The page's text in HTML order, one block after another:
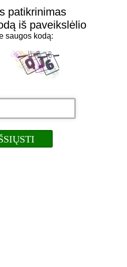
patikrinimas
iš paveikslėlio
saugos kodą: